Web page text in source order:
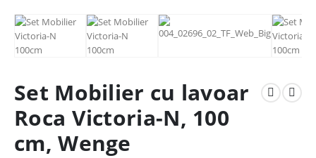
Set Mobilier cu lavoar
Roca Victoria-N, 100
cm, Wenge